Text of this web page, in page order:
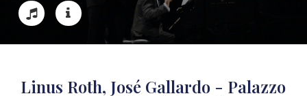
Linus Roth, José Gallardo - Palazzo